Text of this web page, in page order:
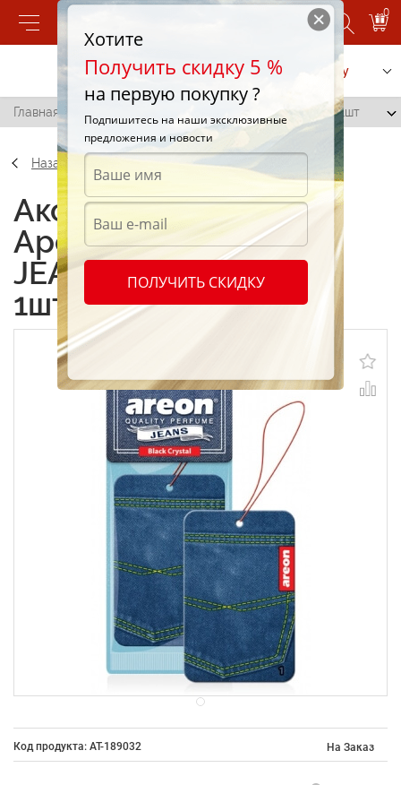
0
Позвонить Заказать услугу
Главная / Ароматизатор Areon JEANS (Black Crystal) 1шт
Назад
Аксессуары
Ароматизатор Areon
JEANS (Black Crystal)
1шт
Код продукта: AT-189032 На Заказ
Хотите
Получить скидку 5 %
на первую покупку ?
Подпишитесь на наши эксклюзивные
предложения и новости
ПОЛУЧИТЬ СКИДКУ